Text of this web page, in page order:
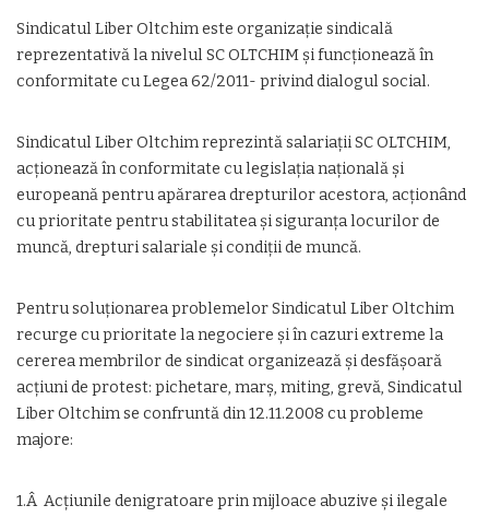
Sindicatul Liber Oltchim este organizație sindicală
reprezentativă la nivelul SC OLTCHIM și funcționează în
conformitate cu Legea 62/2011- privind dialogul social.
Sindicatul Liber Oltchim reprezintă salariații SC OLTCHIM,
acționează în conformitate cu legislația națională și
europeană pentru apărarea drepturilor acestora, acționând
cu prioritate pentru stabilitatea și siguranța locurilor de
muncă, drepturi salariale și condiții de muncă.
Pentru soluționarea problemelor Sindicatul Liber Oltchim
recurge cu prioritate la negociere și în cazuri extreme la
cererea membrilor de sindicat organizează și desfășoară
acțiuni de protest: pichetare, marș, miting, grevă, Sindicatul
Liber Oltchim se confruntă din 12.11.2008 cu probleme
majore:
1.Â Acțiunile denigratoare prin mijloace abuzive și ilegale